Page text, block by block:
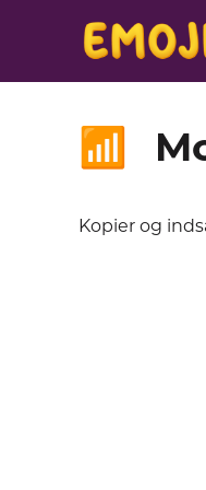
📶
Kopier og